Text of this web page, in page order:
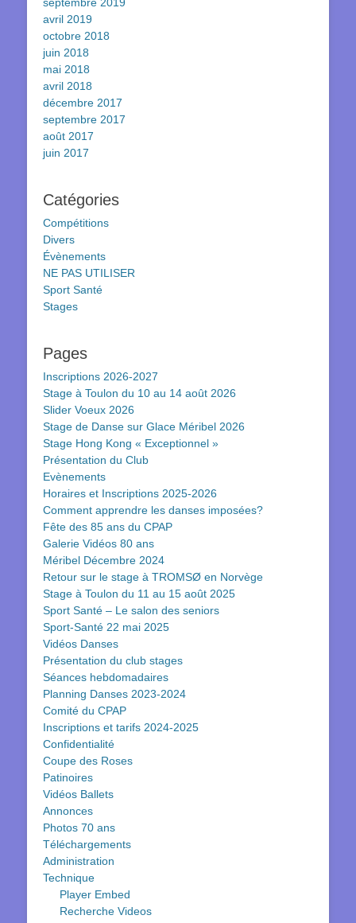
avril 2019
octobre 2018
juin 2018
mai 2018
avril 2018
décembre 2017
septembre 2017
août 2017
juin 2017
Catégories
Compétitions
Divers
Évènements
NE PAS UTILISER
Sport Santé
Stages
Pages
Inscriptions 2026-2027
Stage à Toulon du 10 au 14 août 2026
Slider Voeux 2026
Stage de Danse sur Glace Méribel 2026
Stage Hong Kong « Exceptionnel »
Présentation du Club
Evènements
Horaires et Inscriptions 2025-2026
Comment apprendre les danses imposées?
Fête des 85 ans du CPAP
Galerie Vidéos 80 ans
Méribel Décembre 2024
Retour sur le stage à TROMSØ en Norvège
Stage à Toulon du 11 au 15 août 2025
Sport Santé – Le salon des seniors
Sport-Santé 22 mai 2025
Vidéos Danses
Présentation du club stages
Séances hebdomadaires
Planning Danses 2023-2024
Comité du CPAP
Inscriptions et tarifs 2024-2025
Confidentialité
Coupe des Roses
Patinoires
Vidéos Ballets
Annonces
Photos 70 ans
Téléchargements
Administration
Technique
Player Embed
Recherche Videos